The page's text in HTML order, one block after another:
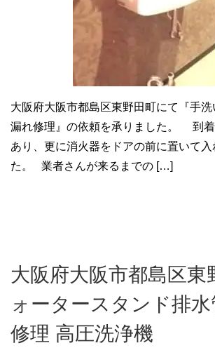
大阪府大阪市都島区東野田町にて『手
漏れ修理』の依頼を承りました。 到
あり、更に消火器をドアの前に置いて
た。 業者さんが来るまでの […]
大阪府大阪市都島区東
ォータースタンド排水
修理 高圧洗浄機